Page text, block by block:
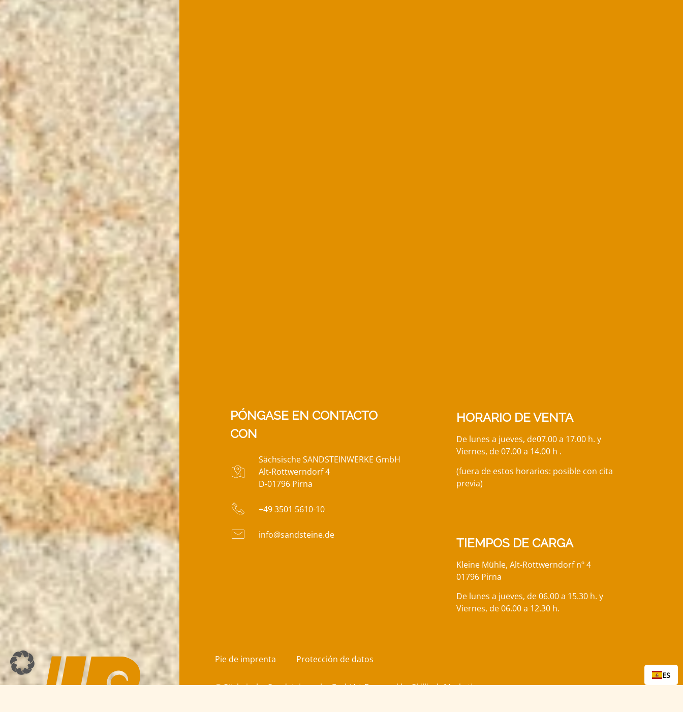
PÓNGASE EN CONTACTO
CON
Sächsische SANDSTEINWERKE GmbH
Alt-Rottwerndorf 4
D-01796 Pirna
+49 3501 5610-10
info@sandsteine.de
HORARIO DE VENTA
De lunes a jueves, de07.00a 17.00 h. y
Viernes, de 07.00 a 14.00 h .
(fuera de estos horarios: posible con cita
previa)
TIEMPOS DE CARGA
Kleine Mühle, Alt-Rottwerndorf nº 4
01796 Pirna
De lunes a jueves, de 06.00 a 15.30 h. y
Viernes, de 06.00 a 12.30 h.
Pie de imprenta Protección de datos
© Sächsische Sandsteinwerke GmbH | Powered bySkillisch Marketing
ES